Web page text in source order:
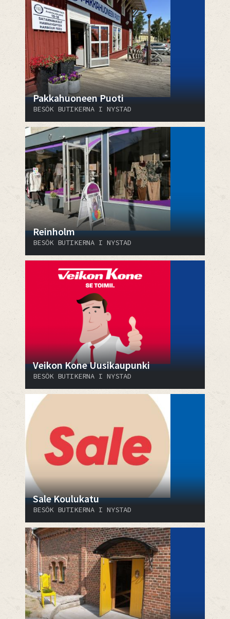
Pakkahuoneen Puoti
BESÖK BUTIKERNA I NYSTAD
Reinholm
BESÖK BUTIKERNA I NYSTAD
Veikon Kone Uusikaupunki
BESÖK BUTIKERNA I NYSTAD
Sale Koulukatu
BESÖK BUTIKERNA I NYSTAD